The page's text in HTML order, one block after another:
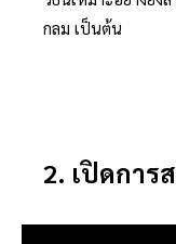
กลม เป็นต้น
2. เปิดการ